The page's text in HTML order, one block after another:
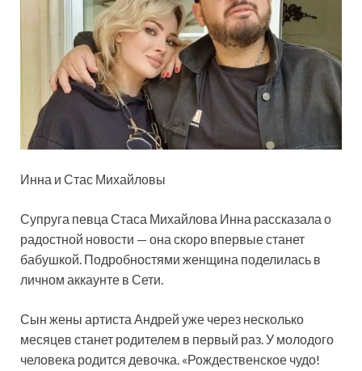
Инна и Стас Михайловы
Супруга певца Стаса Михайлова Инна рассказала о
радостной новости — она скоро впервые станет
бабушкой. Подробностями женщина поделилась в
личном аккаунте в Сети.
Сын жены артиста Андрей уже через несколько
месяцев станет родителем в первый раз. У молодого
человека родится девочка. «Рождественское чудо!